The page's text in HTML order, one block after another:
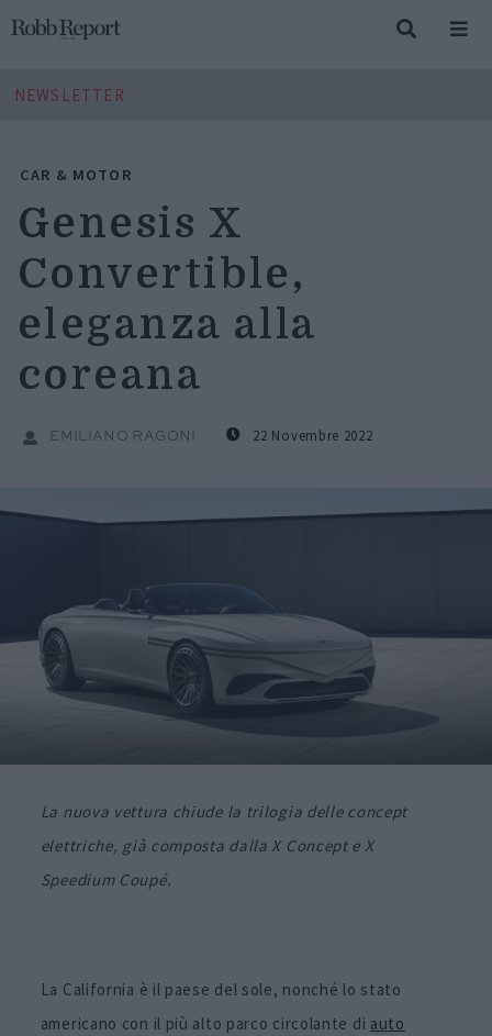
NEWSLETTER
CAR & MOTOR
Genesis X
Convertible,
eleganza alla
coreana
EMILIANO RAGONI 22 Novembre 2022
La nuova vettura chiude la trilogia delle concept
elettriche, già composta dalla X Concept e X
Speedium Coupé.
La California è il paese del sole, nonché lo stato
americano con il più alto parco circolante di auto